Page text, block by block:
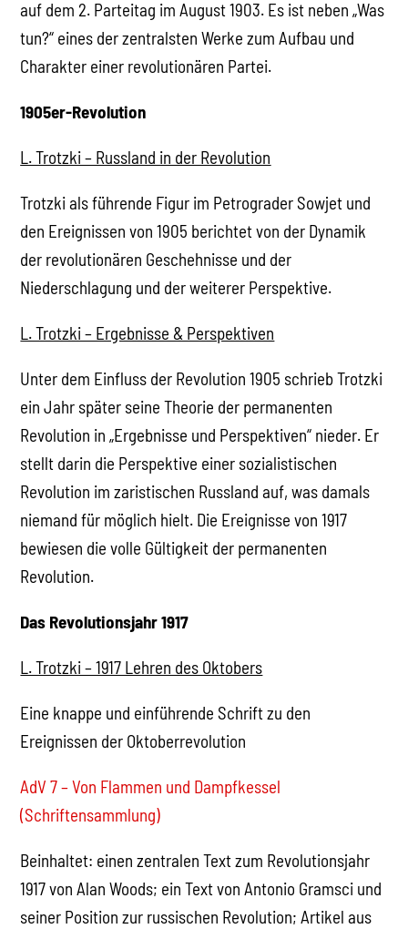
auf dem 2. Parteitag im August 1903. Es ist neben „Was
tun?“ eines der zentralsten Werke zum Aufbau und
Charakter einer revolutionären Partei.
1905er-Revolution
L. Trotzki – Russland in der Revolution
Trotzki als führende Figur im Petrograder Sowjet und
den Ereignissen von 1905 berichtet von der Dynamik
der revolutionären Geschehnisse und der
Niederschlagung und der weiterer Perspektive.
L. Trotzki – Ergebnisse & Perspektiven
Unter dem Einfluss der Revolution 1905 schrieb Trotzki
ein Jahr später seine Theorie der permanenten
Revolution in „Ergebnisse und Perspektiven“ nieder. Er
stellt darin die Perspektive einer sozialistischen
Revolution im zaristischen Russland auf, was damals
niemand für möglich hielt. Die Ereignisse von 1917
bewiesen die volle Gültigkeit der permanenten
Revolution.
Das Revolutionsjahr 1917
L. Trotzki – 1917 Lehren des Oktobers
Eine knappe und einführende Schrift zu den
Ereignissen der Oktoberrevolution
AdV 7 – Von Flammen und Dampfkessel
(Schriftensammlung)
Beinhaltet: einen zentralen Text zum Revolutionsjahr
1917 von Alan Woods; ein Text von Antonio Gramsci und
seiner Position zur russischen Revolution; Artikel aus